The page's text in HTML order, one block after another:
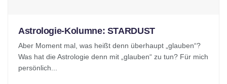
Astrologie-Kolumne: STARDUST
Aber Moment mal, was heißt denn überhaupt „glauben“?
Was hat die Astrologie denn mit „glauben“ zu tun? Für mich
persönlich...